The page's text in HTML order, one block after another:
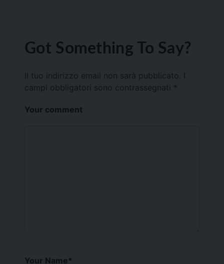
Got Something To Say?
Il tuo indirizzo email non sarà pubblicato.
campi obbligatori sono contrassegnati *
Your comment
Your Name*